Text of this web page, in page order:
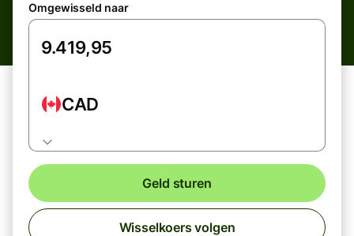
Omgewisseld naar
CAD
Geld sturen
Wisselkoers volgen